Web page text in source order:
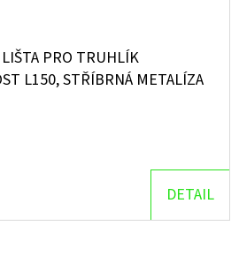
PRO TRUHLÍK
L150, STŘÍBRNÁ METALÍZA
DETAIL